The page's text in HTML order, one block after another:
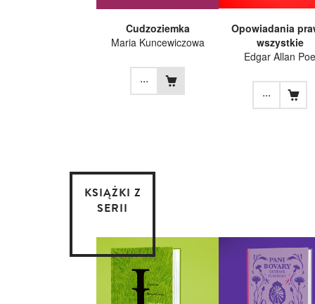
Cudzoziemka
Maria Kuncewiczowa
...
Opowiadania
wszystkie
Edgar Allan Poe
...
KSIĄŻKI Z
SERII